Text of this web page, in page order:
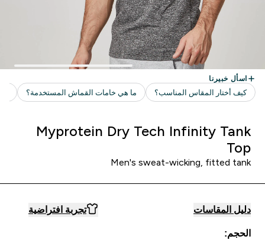
Myprotein Dry Tech Infinity Tank
Top
Men's sweat-wicking, fitted tank
دليل المقاسات تجربة افتراضية
الحجم: